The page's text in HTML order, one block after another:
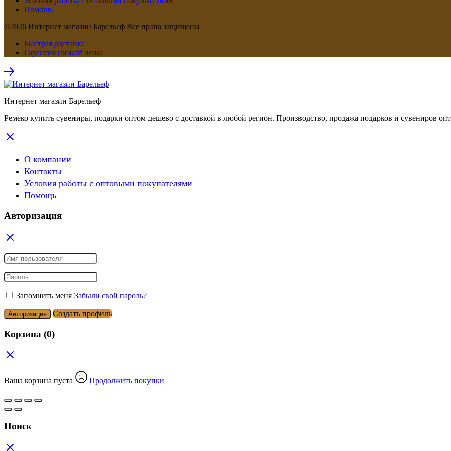
Помощь
©2026 Интернет магазин Барельеф Все права защищены
Быстрая доставка
Гарантия низкой цены
Интернет магазин Барельеф
Ремеко купить сувениры, подарки оптом дешево с доставкой в любой регион. Производство, продажа подарков и сувениров
О компании
Контакты
Условия работы с оптовыми покупателями
Помощь
Авторизация
Запомнить меня Забыли свой пароль?
Авторизация Создать профиль
Корзина (0)
Ваша корзина пуста Продолжить покупки
Поиск